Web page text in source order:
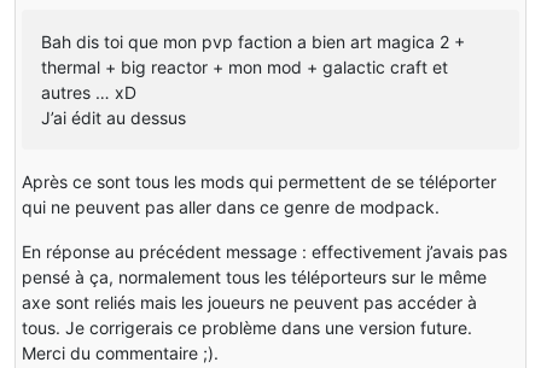
Bah dis toi que mon pvp faction a bien art magica 2 +
thermal + big reactor + mon mod + galactic craft et
autres … xD
J’ai édit au dessus
Après ce sont tous les mods qui permettent de se téléporter
qui ne peuvent pas aller dans ce genre de modpack.
En réponse au précédent message : effectivement j’avais pas
pensé à ça, normalement tous les téléporteurs sur le même
axe sont reliés mais les joueurs ne peuvent pas accéder à
tous. Je corrigerais ce problème dans une version future.
Merci du commentaire ;).